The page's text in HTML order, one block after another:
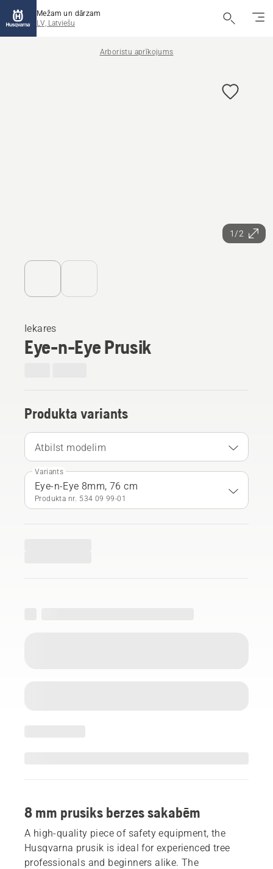
Mežam un dārzam
LV, Latviešu
Arboristu aprīkojums
1/2
Iekares
Eye-n-Eye Prusik
Produkta variants
Atbilst modelim
Variants
Eye-n-Eye 8mm, 76 cm
Produkta nr. 534 09 99‑01
8 mm prusiks berzes sakabēm
A high-quality piece of safety equipment, the
Husqvarna prusik is ideal for experienced tree
professionals and beginners alike. The